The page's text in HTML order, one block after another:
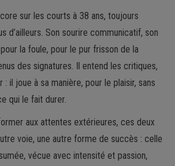
sur les courts à 38 ans, toujours
d’ailleurs. Son sourire communicatif, son
la foule, pour le pur frisson de la
des signatures. Il entend les critiques,
il joue à sa manière, pour le plaisir, sans
qui le fait durer.
aux attentes extérieures, ces deux
voie, une autre forme de succès : celle
vécue avec intensité et passion,